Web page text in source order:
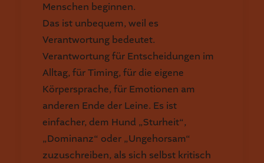
Menschen beginnen.
Das ist unbequem, weil es
Verantwortung bedeutet.
Verantwortung für Entscheidungen im
Alltag, für Timing, für die eigene
Körpersprache, für Emotionen am
anderen Ende der Leine. Es ist
einfacher, dem Hund „Sturheit“,
„Dominanz“ oder „Ungehorsam“
zuzuschreiben, als sich selbst kritisch